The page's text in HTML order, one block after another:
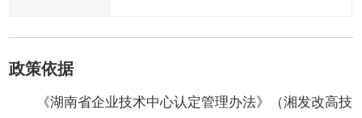
政策依据
《湖南省企业技术中心认定管理办法》（湘发改高技